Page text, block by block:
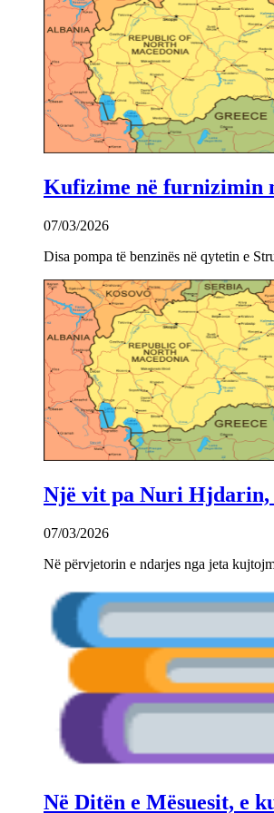
Kufizime në furnizimin
07/03/2026
Disa pompa të benzinës në qytetin e
Një vit pa Nuri Hjdarin,
07/03/2026
Në përvjetorin e ndarjes nga jeta
Në Ditën e Mësuesit, e